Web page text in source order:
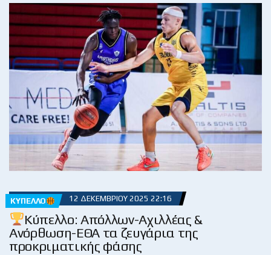
ΚΎΠΕΛΛΟ 12 ΔΕΚΕΜΒΡΊΟΥ 2025 22:16
Κύπελλο: Απόλλων-Αχιλλέας &
Ανόρθωση-ΕΘΑ τα ζευγάρια της
προκριματικής φάσης